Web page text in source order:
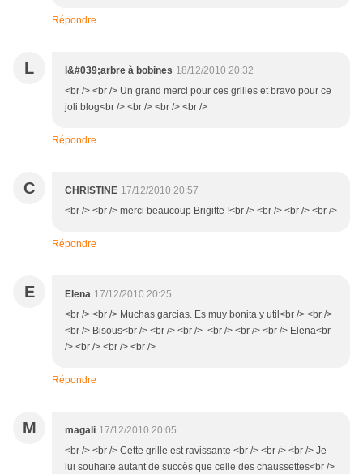
Répondre
L l&#039;arbre à bobines 18/12/2010 20:32
<br /> <br /> Un grand merci pour ces grilles et bravo pour ce
joli blog<br /> <br /> <br /> <br />
Répondre
C CHRISTINE 17/12/2010 20:57
<br /> <br /> merci beaucoup Brigitte !<br /> <br /> <br /> <br />
Répondre
E Elena 17/12/2010 20:25
<br /> <br /> Muchas garcias. Es muy bonita y util<br /> <br />
<br /> Bisous<br /> <br /> <br /> <br /> <br /> <br /> Elena<br
/> <br /> <br /> <br />
Répondre
M magali 17/12/2010 20:05
<br /> <br /> Cette grille est ravissante <br /> <br /> <br /> Je
lui souhaite autant de succès que celle des chaussettes<br />